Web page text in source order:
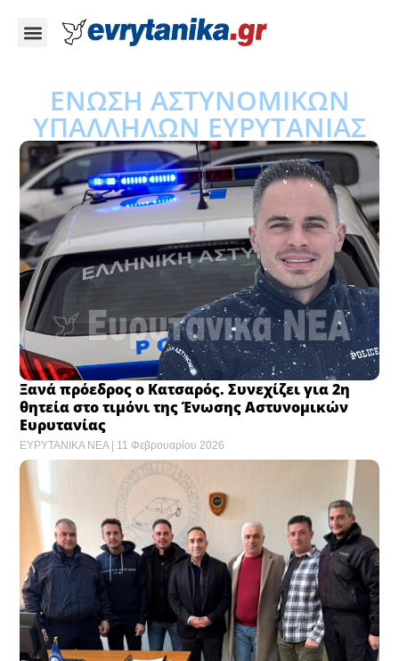
ΕΝΩΣΗ ΑΣΤΥΝΟΜΙΚΩΝ
ΥΠΑΛΛΗΛΩΝ ΕΥΡΥΤΑΝΙΑΣ
Ξανά πρόεδρος ο Κατσαρός. Συνεχίζει για 2η
θητεία στο τιμόνι της Ένωσης Αστυνομικών
Ευρυτανίας
ΕΥΡΥΤΑΝΙΚΑ ΝΕΑ 11 Φεβρουαρίου 2026